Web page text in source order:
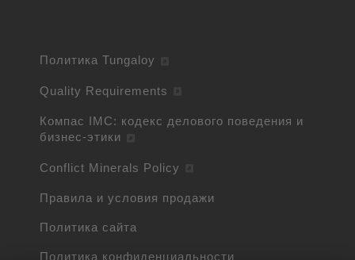
Политика Tungaloy
Quality Requirements
Компас IMC: кодекс делового поведения и
бизнес-этики
Conflict Minerals Policy
Правила и условия продажи
Политика сайта
Политика конфиденциальности